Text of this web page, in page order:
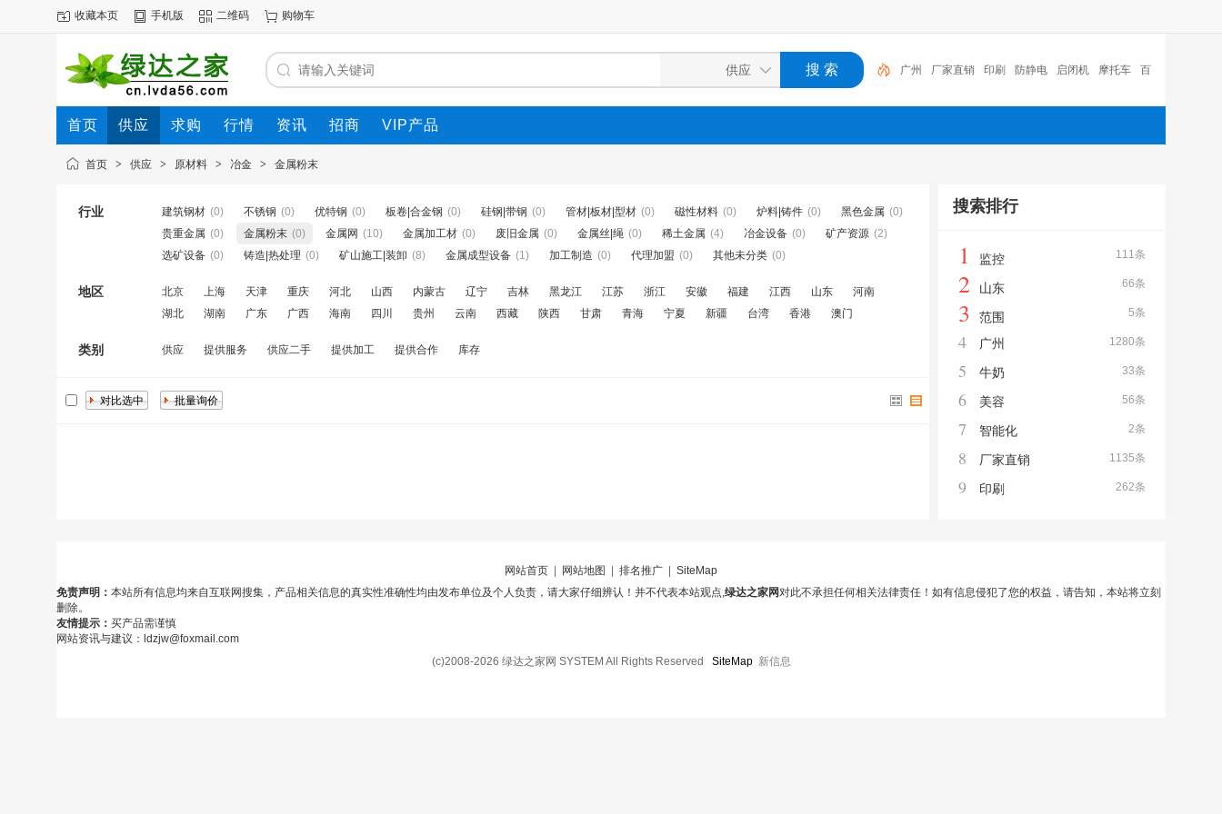
收藏本页 手机版 二维码 购物车
广州 厂家直销 印刷 防静电 启闭机 摩托车 百
福 咏玖进出口 体验桌 扑克
首页 供应 求购 行情 资讯 招商 VIP产品
首页 > 供应 > 原材料 > 冶金 > 金属粉末
行业 建筑钢材 (0) 不锈钢 (0) 优特钢 (0) 板卷|合金钢 (0) 硅钢|带钢 (0) 管材|板材|型材 (0) 磁性材料 (0) 炉料|铸件 (0) 黑色金属 (0)
贵重金属 (0) 金属粉末 (0) 金属网 (10) 金属加工材 (0) 废旧金属 (0) 金属丝|绳 (0) 稀土金属 (4) 冶金设备 (0) 矿产资源 (2)
选矿设备 (0) 铸造|热处理 (0) 矿山施工|装卸 (8) 金属成型设备 (1) 加工制造 (0) 代理加盟 (0) 其他未分类 (0)
地区 北京 上海 天津 重庆 河北 山西 内蒙古 辽宁 吉林 黑龙江 江苏 浙江 安徽 福建 江西 山东
河南
湖北
湖南 广东 广西 海南 四川 贵州 云南 西藏 陕西 甘肃 青海 宁夏 新疆 台湾 香港 澳门
类别 供应 提供服务 供应二手 提供加工 提供合作 库存
搜索排行
111条
1 监控
66条
2 山东
5条
3 范围
1280条
4 广州
33条
5 牛奶
56条
6 美容
2条
7 智能化
1135条
8 厂家直销
262条
9 印刷
网站首页 网站地图 排名推广
SiteMap
免责声明： 本站所有信息均来自互联网搜集，产品相关信息的真实性准确性均由发布单位及个人负责，请大家仔细辨认！并不代表本站观点,绿达之家网对此不承担任何相关法律责任！如有信息侵犯了您的权益，请告知，本站将立刻
删除。
友情提示： 买产品需谨慎
网站资讯与建议：ldzjw@foxmail.com
(c)2008-2026 绿达之家网 SYSTEM All Rights Reserved SiteMap 新信息